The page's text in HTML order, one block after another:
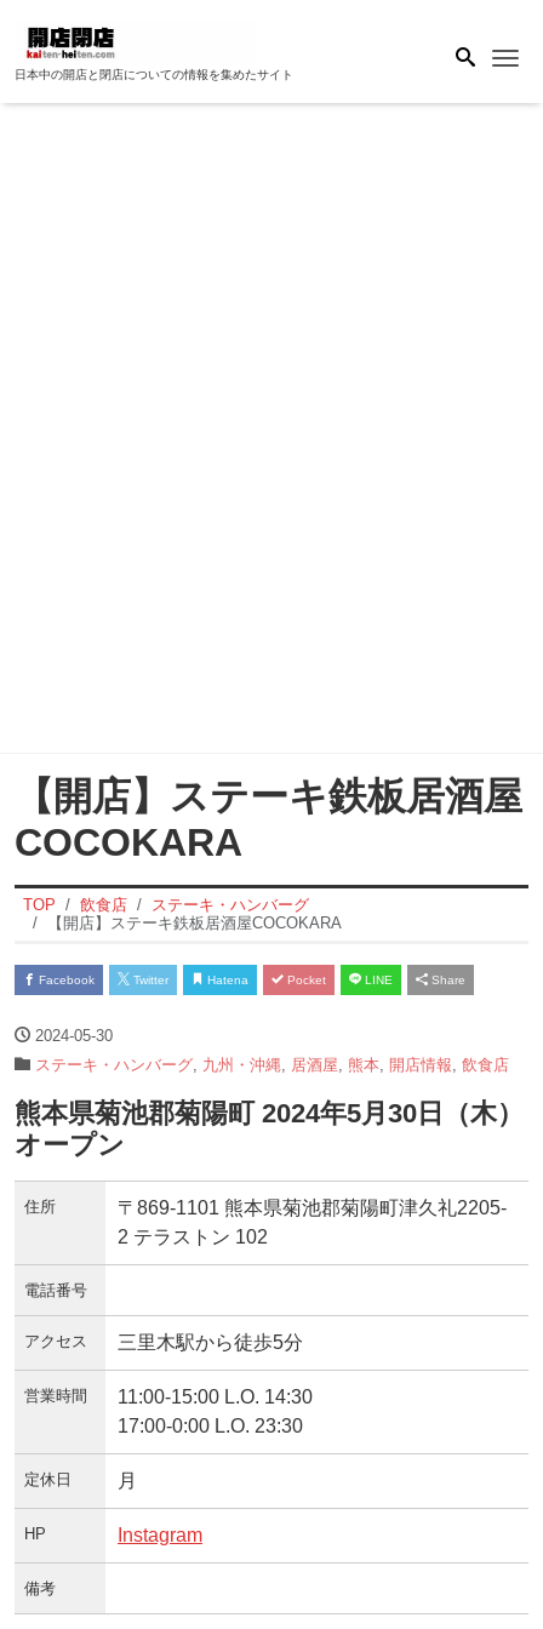
日本中の開店と閉店についての情報を集めたサイト
【開店】ステーキ鉄板居酒屋
COCOKARA
TOP 飲食店
ステーキ・ハンバーグ
【開店】ステーキ鉄板居酒屋COCOKARA
Facebook Twitter Hatena Pocket LINE Share
2024-05-30
ステーキ・ハンバーグ 九州・沖縄 居酒屋 熊本 開店情報 飲食店
熊本県菊池郡菊陽町 2024年5月30日（木）
オープン
住所
〒869-1101 熊本県菊池郡菊陽町津久礼2205-
2 テラストン 102
電話番号
アクセス 三里木駅から徒歩5分
営業時間
11:00-15:00 L.O. 14:30
17:00-0:00 L.O. 23:30
定休日 月
HP Instagram
備考